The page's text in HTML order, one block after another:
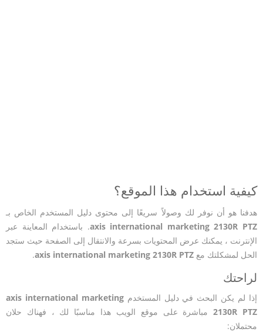
كيفية استخدام هذا الموقع؟
هدفنا هو أن نوفر لك وصولاً سريعًا إلى محتوى دليل المستخدم الخاص بـ
axis international marketing 2130R PTZ. باستخدام المعاينة عبر
الإنترنت ، يمكنك عرض المحتويات بسرعة والانتقال إلى الصفحة حيث ستجد
الحل لمشكلتك مع axis international marketing 2130R PTZ
.
لراحتك
إذا لم يكن البحث في دليل المستخدمaxis international marketing
2130R PTZمباشرة على موقع الويب هذا مناسبًا لك ، فهناك حلان
محتملان: